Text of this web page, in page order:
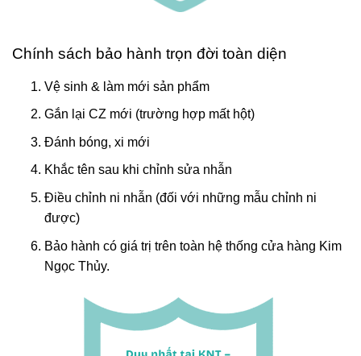
Chính sách bảo hành trọn đời toàn diện
Vệ sinh & làm mới sản phẩm
Gắn lại CZ mới (trường hợp mất hột)
Đánh bóng, xi mới
Khắc tên sau khi chỉnh sửa nhẫn
Điều chỉnh ni nhẫn (đối với những mẫu chỉnh ni
được)
Bảo hành có giá trị trên toàn hệ thống cửa hàng Kim
Ngọc Thủy.